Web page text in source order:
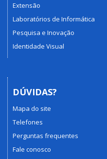
Extensão
Laboratórios de Informática
Pesquisa e Inovação
Identidade Visual
DÚVIDAS?
Mapa do site
Telefones
Perguntas frequentes
Fale conosco